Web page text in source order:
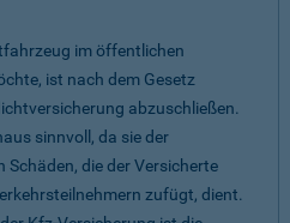
im öffentlichen
ist nach dem Gesetz
abzuschließen.
sinnvoll, da sie der
die der Versicherte
zufügt, dient.